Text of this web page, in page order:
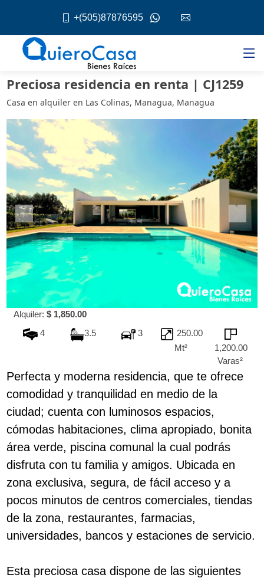
+(505)87876595
Preciosa residencia en renta | CJ1259
Casa en alquiler en Las Colinas, Managua, Managua
Alquiler: $ 1,850.00
4
3.5 3
250.00
Mt²
1,200.00
Varas²
Perfecta y moderna residencia, que te ofrece
comodidad y tranquilidad en medio de la
ciudad; cuenta con luminosos espacios,
cómodas habitaciones, clima apropiado, bonita
área verde, piscina comunal la cual podrás
disfruta con tu familia y amigos. Ubicada en
zona exclusiva, segura, de fácil acceso y a
pocos minutos de centros comerciales, tiendas
de la zona, restaurantes, farmacias,
universidades, bancos y estaciones de servicio.
Esta preciosa casa dispone de las siguientes